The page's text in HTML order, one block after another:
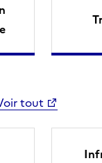
tout